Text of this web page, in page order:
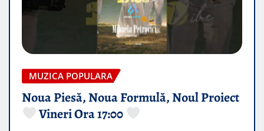
MUZICA POPULARA
Noua Piesă, Noua Formulă, Noul Proiect
Vineri Ora 17:00